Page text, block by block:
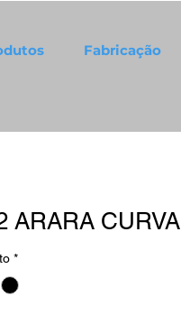
Fabricação
ARARA CURVA
*